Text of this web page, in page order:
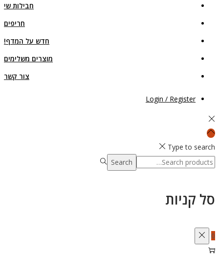
חבילות שי
חריפים
חדש על המדף!
מוצרים משלימים
צור קשר
Login / Register
Type to search
Search
Search
סל קניות
0